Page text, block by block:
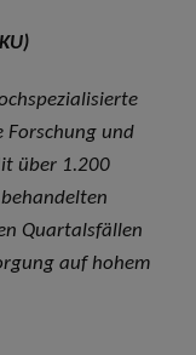
Forschung und
über 1.200
Quartalsfällen
auf hohem